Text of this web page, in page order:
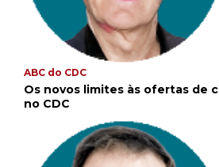
ABC do CDC
Os novos limites às ofertas de
no CDC